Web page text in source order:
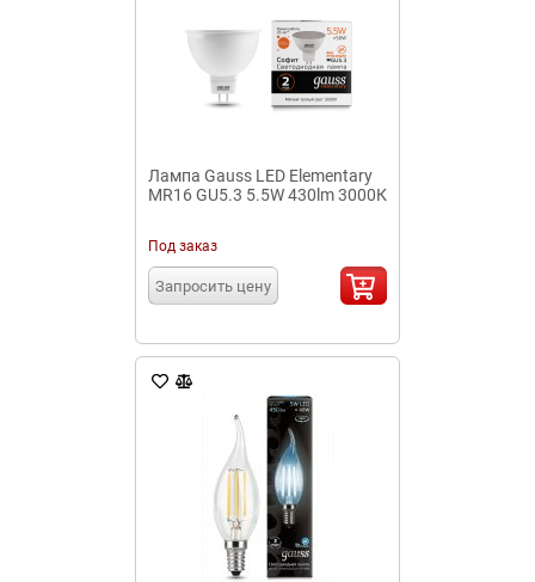
Лампа Gauss LED Elementary
MR16 GU5.3 5.5W 430lm 3000К
Под заказ
Запросить цену